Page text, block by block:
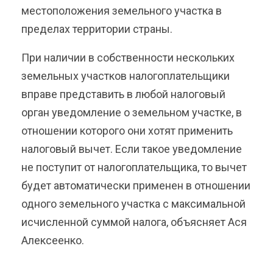
местоположения земельного участка в
пределах территории страны.
При наличии в собственности нескольких
земельных участков налогоплательщики
вправе представить в любой налоговый
орган уведомление о земельном участке, в
отношении которого они хотят применить
налоговый вычет. Если такое уведомление
не поступит от налогоплательщика, то вычет
будет автоматически применен в отношении
одного земельного участка с максимальной
исчисленной суммой налога, объясняет Ася
Алексеенко.